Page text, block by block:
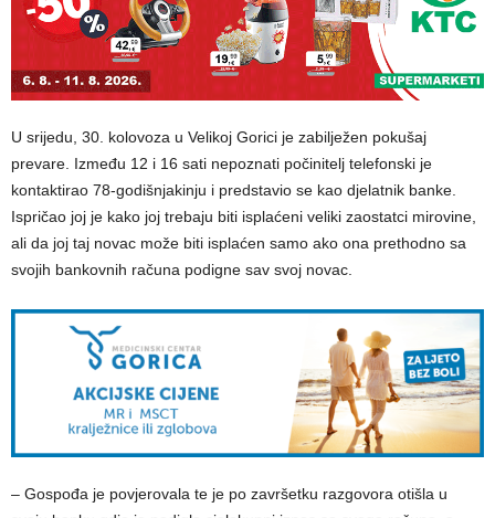
U srijedu, 30. kolovoza u Velikoj Gorici je zabilježen pokušaj
prevare. Između 12 i 16 sati nepoznati počinitelj telefonski je
kontaktirao 78-godišnjakinju i predstavio se kao djelatnik banke.
Ispričao joj je kako joj trebaju biti isplaćeni veliki zaostatci mirovine,
ali da joj taj novac može biti isplaćen samo ako ona prethodno sa
svojih bankovnih računa podigne sav svoj novac.
– Gospođa je povjerovala te je po završetku razgovora otišla u